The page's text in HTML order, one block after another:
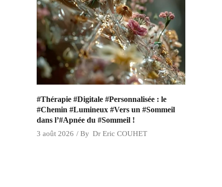
#Thérapie #Digitale #Personnalisée : le
#Chemin #Lumineux #Vers un #Sommeil
dans l’#Apnée du #Sommeil !
3 août 2026 By Dr Eric COUHET